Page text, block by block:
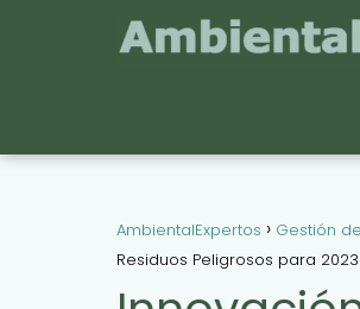
AmbientalExpertos Gestión
Residuos Peligrosos para 2023